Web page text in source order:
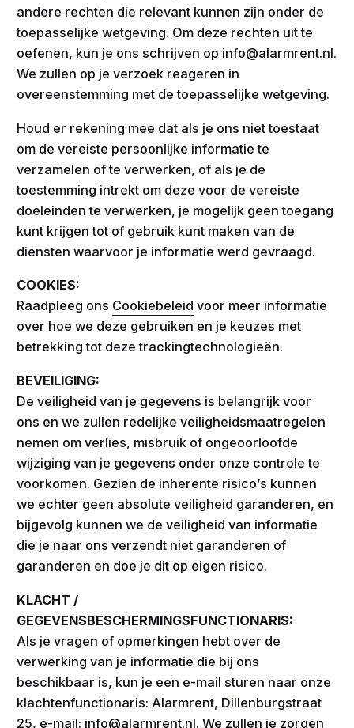
andere rechten die relevant kunnen zijn onder de
toepasselijke wetgeving. Om deze rechten uit te
oefenen, kun je ons schrijven op info@alarmrent.nl.
We zullen op je verzoek reageren in
overeenstemming met de toepasselijke wetgeving.
Houd er rekening mee dat als je ons niet toestaat
om de vereiste persoonlijke informatie te
verzamelen of te verwerken, of als je de
toestemming intrekt om deze voor de vereiste
doeleinden te verwerken, je mogelijk geen toegang
kunt krijgen tot of gebruik kunt maken van de
diensten waarvoor je informatie werd gevraagd.
COOKIES:
Raadpleeg ons Cookiebeleid voor meer informatie
over hoe we deze gebruiken en je keuzes met
betrekking tot deze trackingtechnologieën.
BEVEILIGING:
De veiligheid van je gegevens is belangrijk voor
ons en we zullen redelijke veiligheidsmaatregelen
nemen om verlies, misbruik of ongeoorloofde
wijziging van je gegevens onder onze controle te
voorkomen. Gezien de inherente risico’s kunnen
we echter geen absolute veiligheid garanderen, en
bijgevolg kunnen we de veiligheid van informatie
die je naar ons verzendt niet garanderen of
garanderen en doe je dit op eigen risico.
KLACHT /
GEGEVENSBESCHERMINGSFUNCTIONARIS:
Als je vragen of opmerkingen hebt over de
verwerking van je informatie die bij ons
beschikbaar is, kun je een e-mail sturen naar onze
klachtenfunctionaris: Alarmrent, Dillenburgstraat
25, e-mail: info@alarmrent.nl. We zullen je zorgen